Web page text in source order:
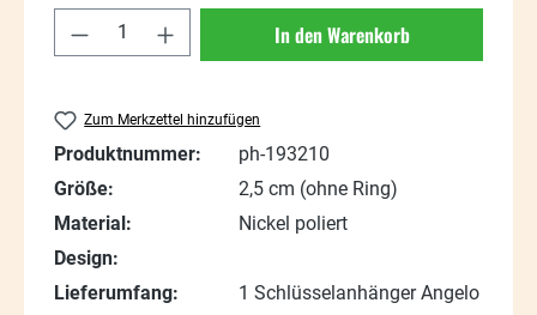
Produkt Anzahl: Gib den gewünschten
In den Warenkorb
Zum Merkzettel hinzufügen
Produktnummer:
ph-193210
Größe:
2,5 cm (ohne Ring)
Material:
Nickel poliert
Design:
Lieferumfang:
1 Schlüsselanhänger Angelo